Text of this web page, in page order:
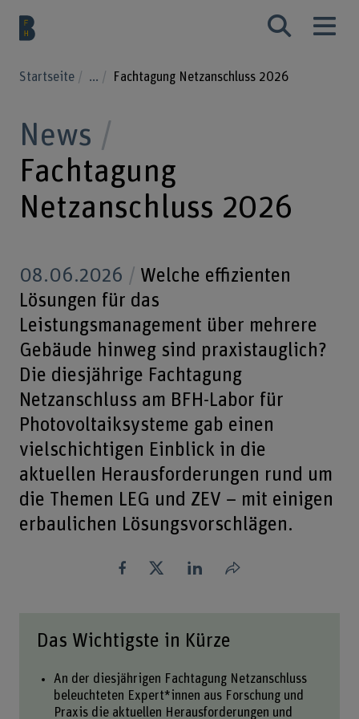
Startseite ... Fachtagung Netzanschluss 2026
News
Fachtagung
Netzanschluss 2026
08.06.2026
Welche effizienten
Lösungen für das
Leistungsmanagement über mehrere
Gebäude hinweg sind praxistauglich?
Die diesjährige Fachtagung
Netzanschluss am BFH-Labor für
Photovoltaiksysteme gab einen
vielschichtigen Einblick in die
aktuellen Herausforderungen rund um
die Themen LEG und ZEV – mit einigen
erbaulichen Lösungsvorschlägen.
Teilen
Das Wichtigste in Kürze
An der diesjährigen Fachtagung Netzanschluss
beleuchteten Expert*innen aus Forschung und
Praxis die aktuellen Herausforderungen und